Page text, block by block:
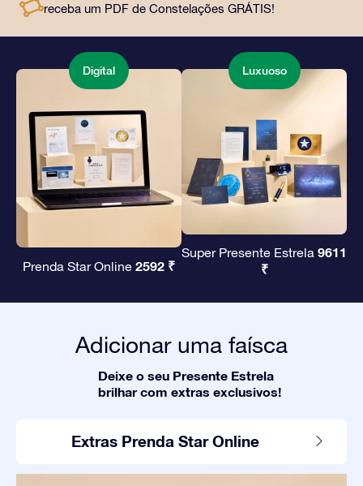
amigos e entes queridos.
receba um PDF de Constelações GRÁTIS!
Digital
Prenda Star Online 2592 ₹
Luxuoso
Super Presente Estrela 9611
₹
Adicionar uma faísca
Deixe o seu Presente Estrela
brilhar com extras exclusivos!
Extras Prenda Star Online